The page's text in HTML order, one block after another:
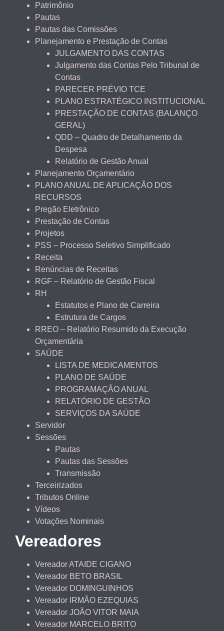
Patrimônio
Pautas
Pautas das Comissões
Planejamento e Prestação de Contas
JULGAMENTO DAS CONTAS
Julgamento das Contas Pelo Tribunal de
Contas
PARECER PRÉVIO TCE
PLANO ESTRATÉGICO INSTITUCIONAL
PRESTAÇÃO DE CONTAS (BALANÇO
GERAL)
QDD – Quadro de Detalhamento da
Despesa
Relatório de Gestão Anual
Planejamento Orçamentário
PLANO ANUAL DE APLICAÇÃO DOS
RECURSOS
Pregão Eletrônico
Prestação de Contas
Projetos
PSS – Processo Seletivo Simplificado
Receita
Renúncias de Receitas
RGF – Relatório de Gestão Fiscal
RH
Estatutos e Plano de Carreira
Estrutura de Cargos
RREO – Relatório Resumido da Execução
Orçamentária
SAÚDE
LISTA DE MEDICAMENTOS
PLANO DE SAÚDE
PROGRAMAÇÃO ANUAL
RELATÓRIO DE GESTÃO
SERVIÇOS DA SAÚDE
Servidor
Sessões
Pautas
Pautas das Sessões
Transmissão
Terceirizados
Tributos Online
Vídeos
Votações Nominais
Vereadores
Vereador ATAIDE CIGANO
Vereador BETO BRASIL
Vereador DOMINGUINHOS
Vereador IRMÃO EZEQUIAS
Vereador JOÃO VITOR MAIA
Vereador MARCELO BRITO